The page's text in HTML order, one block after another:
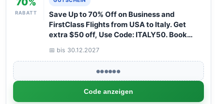
RABATT
Save Up to 70% Off on Business and
FirstClass Flights from USA to Italy. Get
extra $50 off, Use Code: ITALY50. Book
📅 bis 30.12.2027
●●●●●●
Code anzeigen